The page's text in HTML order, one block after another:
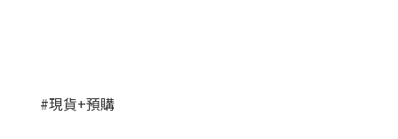
#現貨+預購